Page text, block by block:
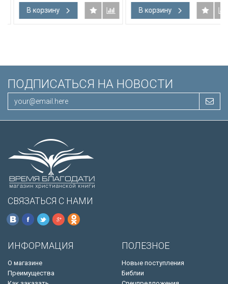
Словарь, карты, закладка,
подарочная вкладка, слова
Иисуса выделены красным
В корзину В корзину
ПОДПИСАТЬСЯ НА НОВОСТИ
СВЯЗАТЬСЯ С НАМИ
ИНФОРМАЦИЯ
О магазине
Преимущества
ПОЛЕЗНОЕ
Новые поступления
Библии